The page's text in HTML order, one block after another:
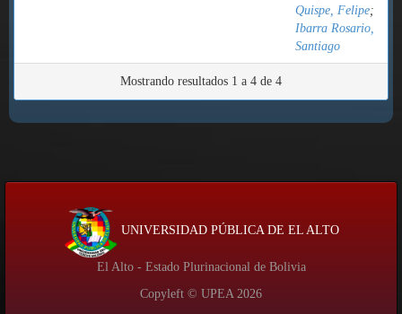
Quispe, Felipe;
Ibarra Rosario,
Santiago
Mostrando resultados 1 a 4 de 4
UNIVERSIDAD PÚBLICA DE EL ALTO
El Alto - Estado Plurinacional de Bolivia
Copyleft © UPEA 2026